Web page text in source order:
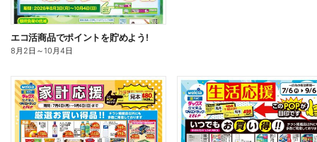
エコ活商品でポイントを貯めよう!
8月2日 ～10月4日